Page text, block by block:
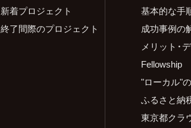
新着プロジェクト
終了間際のプロジェクト
基本的な手
成功事例の
メリット・
Fellowship
"ローカル"
ふるさと納
東京都クラ